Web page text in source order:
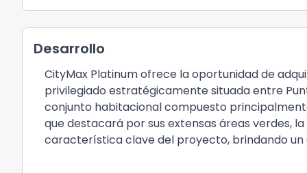
Desarrollo
CityMax Platinum ofrece la oportunidad de
privilegiado estratégicamente situada entre
conjunto habitacional compuesto
que destacará por sus extensas áreas verdes,
característica clave del proyecto, brindando